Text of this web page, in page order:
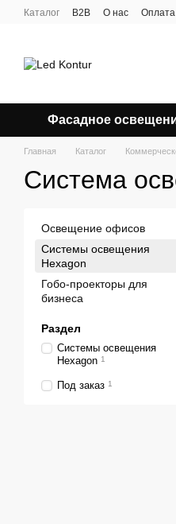
Перейти к основному контенту
Каталог B2B О нас Оплата
Фасадное
Главная Каталог
Система
Освещение офисов
Системы освещения
Hexagon
Гобо-проекторы для
бизнеса
Раздел
Системы освещения
Hexagon 1
Под заказ 1